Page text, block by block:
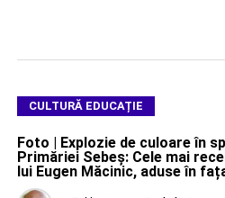
CULTURĂ EDUCAȚIE
Foto | Explozie de culoare în
Primăriei Sebeș: Cele mai
lui Eugen Măcinic, aduse în